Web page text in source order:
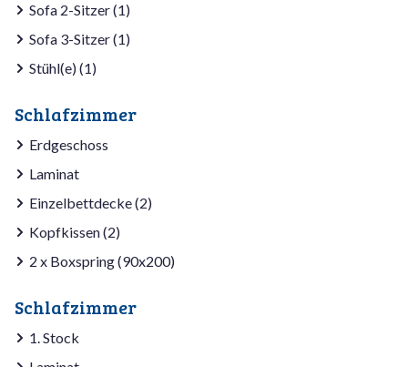
Sofa 2-Sitzer (1)
Sofa 3-Sitzer (1)
Stühl(e) (1)
Schlafzimmer
Erdgeschoss
Laminat
Einzelbettdecke (2)
Kopfkissen (2)
2 x Boxspring (90x200)
Schlafzimmer
1. Stock